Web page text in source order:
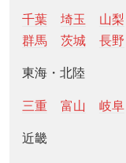
千葉 埼玉 山梨
群馬
茨城 長野
東海・北陸
三重 富山 岐阜
近畿